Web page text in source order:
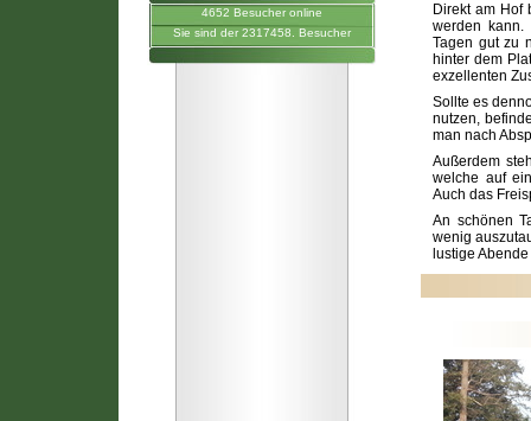
4652 Besucher online
Sie sind der 2317458. Besucher
Direkt am Hof
werden
Tagen gut zu
hinter dem
exzellenten
Sollte es
nutzen,
man nach
Außerdem
welche auf
Auch das
An schönen
wenig
lustige